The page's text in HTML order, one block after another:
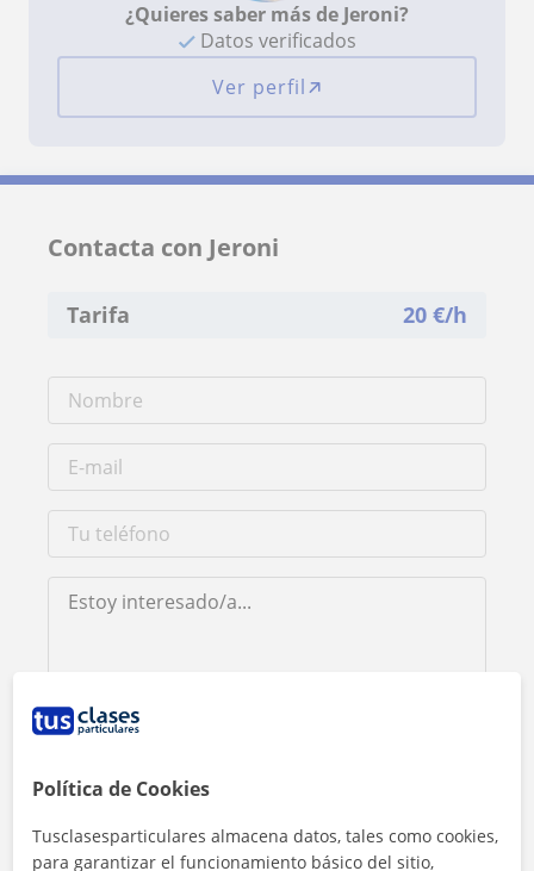
¿Quieres saber más de Jeroni?
Datos verificados
Ver perfil
Contacta con Jeroni
Tarifa 20 €/h
Al hacer clic, aceptas nuestro
Contactar ahora
Política de Cookies
Tusclasesparticulares almacena datos, tales como cookies,
para garantizar el funcionamiento básico del sitio,